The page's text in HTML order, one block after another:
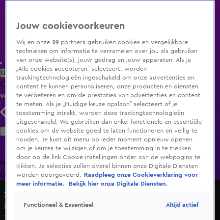
Uitzending Gemist Populaire programma's Zenders Genres
ClipsFilmsRadioSmart TV inlogShop
Volg KIJK
Zoeken
HomeUitzending Gemist Programma's De Bondgenoten
OranjezomerLivestreamsShop
Shownieuws
Dromen komen uit voor Bankzitters
15 jan 2025, 16:53
Jouw cookievoorkeuren
Wij en onze29 partners gebruiken cookies en vergelijkbare
technieken om informatie te verzamelen over jou als gebruiker
van onze website(s), jouw gedrag en jouw apparaten. Als je
„Alle cookies accepteren” selecteert, worden
trackingtechnologieën ingeschakeld om onze advertenties en
content te kunnen personaliseren, onze producten en diensten
te verbeteren en om de prestaties van advertenties en content
te meten. Als je „Huidige keuze opslaan” selecteert of je
toestemming intrekt, worden deze trackingtechnologieën
uitgeschakeld. We gebruiken dan enkel functionele en essentiële
cookies om de website goed te laten functioneren en veilig te
houden. Je kunt dit menu op ieder moment opnieuw openen
om je keuzes te wijzigen of om je toestemming in te trekken
door op de link Cookie-instellingen onder aan de webpagina te
klikken. Je selecties zullen overal binnen onze Digitale Diensten
worden doorgevoerd.
Raadpleeg onze Cookieverklaring voor
meer informatie.
Bekijk hier onze Digitale Diensten.
Functioneel & Essentieel Altijd actief